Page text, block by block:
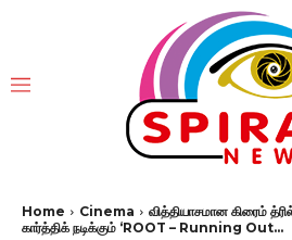
Home Cinema
வித்தியாசமான கிரைம்
கார்த்திக் நடிக்கும் ‘ROOT – Running Out...